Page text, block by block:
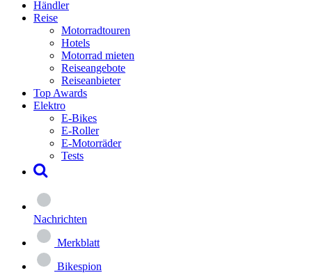
Händler
Reise
Motorradtouren
Hotels
Motorrad mieten
Reiseangebote
Reiseanbieter
Top Awards
Elektro
E-Bikes
E-Roller
E-Motorräder
Tests
Nachrichten
Merkblatt
Bikespion